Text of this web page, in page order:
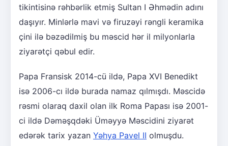
tikintisinə rəhbərlik etmiş Sultan I Əhmədin adını
daşıyır. Minlərlə mavi və firuzəyi rəngli keramika
çini ilə bəzədilmiş bu məscid hər il milyonlarla
ziyarətçi qəbul edir.
Papa Fransisk 2014-cü ildə, Papa XVI Benedikt
isə 2006-cı ildə burada namaz qılmışdı. Məscidə
rəsmi olaraq daxil olan ilk Roma Papası isə 2001-
ci ildə Dəməşqdəki Üməyyə Məscidini ziyarət
edərək tarix yazan Yəhya Pavel II olmuşdu.